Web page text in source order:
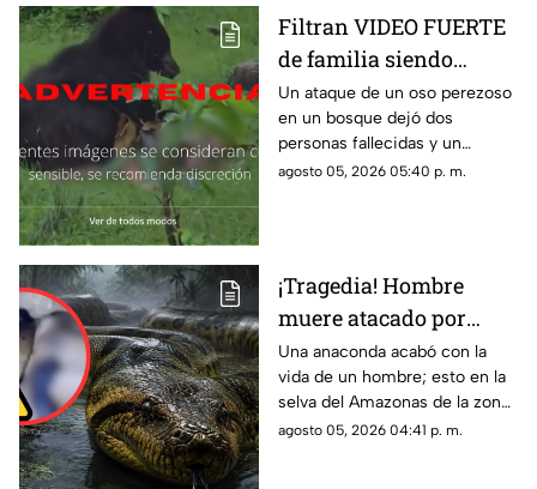
Filtran VIDEO FUERTE
de familia siendo
DEVORADA por un oso
perezoso en pleno
monte
Un ataque de un oso perezoso
en un bosque dejó dos
personas fallecidas y un
sobreviviente; el caso quedó
agosto 05, 2026 05:40 p. m.
¡Tragedia! Hombre
muere atacado por
enorme anaconda; así
quedó el cuerpo
(+VIDEO)
Una anaconda acabó con la
vida de un hombre; esto en la
selva del Amazonas de la zona
de Ecuador. El caso se hizo
agosto 05, 2026 04:41 p. m.